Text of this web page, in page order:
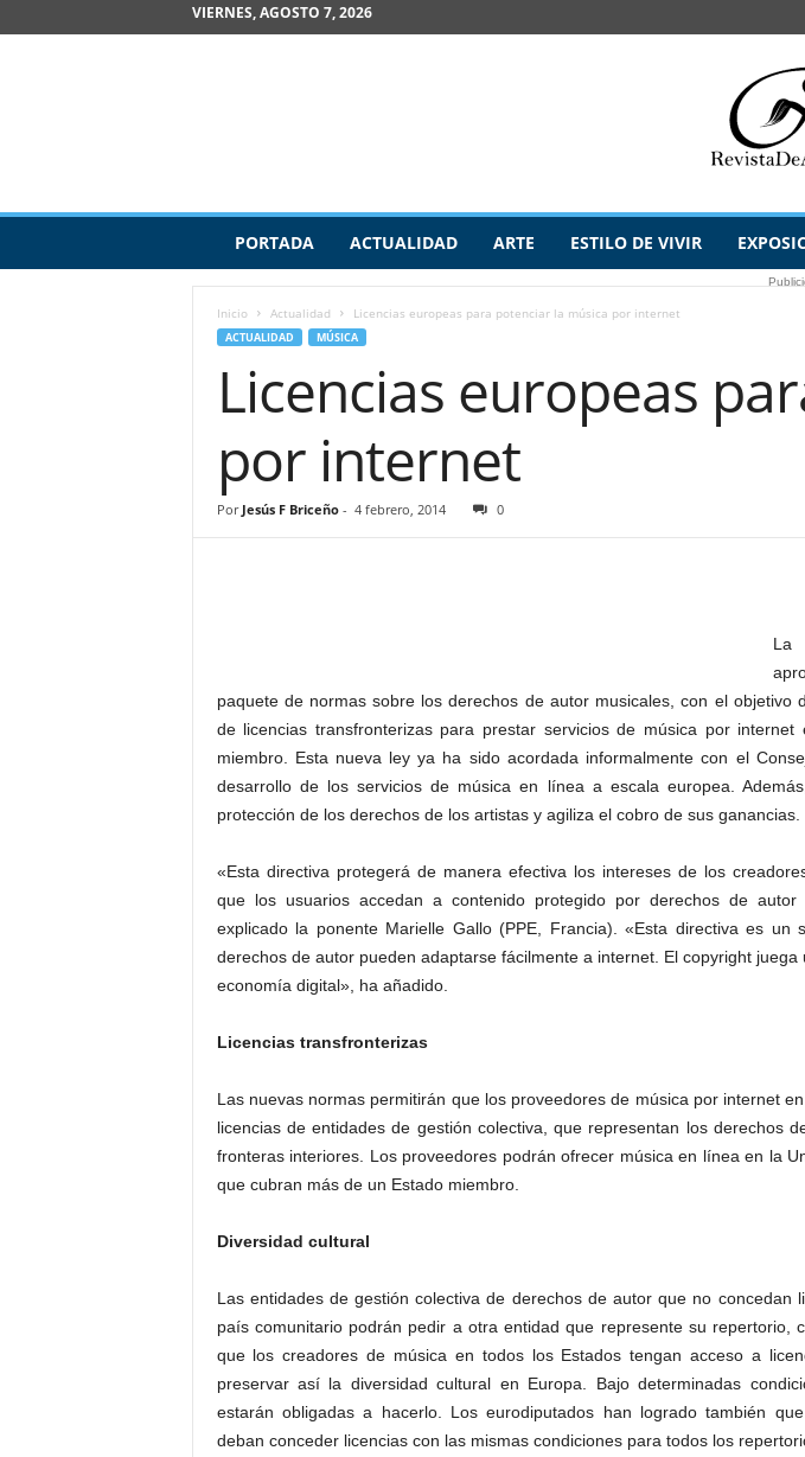
VIERNES, AGOSTO 7, 2026
v
PORTADA ACTUALIDAD ARTE ESTILO DE VIVIR
Inicio Actualidad Licencias europeas para potenciar la música por internet
ACTUALIDAD MÚSICA
Licencias europeas
por internet
Por Jesús F Briceño- 4 febrero, 2014 0
La
paquete de normas sobre los derechos de autor musicales, con el objetivo
de licencias transfronterizas para prestar servicios de música por
miembro. Esta nueva ley ya ha sido acordada informalmente con el
desarrollo de los servicios de música en línea a escala europea.
protección de los derechos de los artistas y agiliza el cobro de sus ganancias.
«Esta directiva protegerá de manera efectiva los intereses de los
que los usuarios accedan a contenido protegido por derechos de
explicado la ponente Marielle Gallo (PPE, Francia). «Esta directiva es un
derechos de autor pueden adaptarse fácilmente a internet. El copyright juega
economía digital», ha añadido.
Licencias transfronterizas
Las nuevas normas permitirán que los proveedores de música por internet
licencias de entidades de gestión colectiva, que representan los derechos
fronteras interiores. Los proveedores podrán ofrecer música en línea en la
que cubran más de un Estado miembro.
Diversidad cultural
Las entidades de gestión colectiva de derechos de autor que no concedan
país comunitario podrán pedir a otra entidad que represente su repertorio,
que los creadores de música en todos los Estados tengan acceso a
preservar así la diversidad cultural en Europa. Bajo determinadas
estarán obligadas a hacerlo. Los eurodiputados han logrado también
deban conceder licencias con las mismas condiciones para todos los